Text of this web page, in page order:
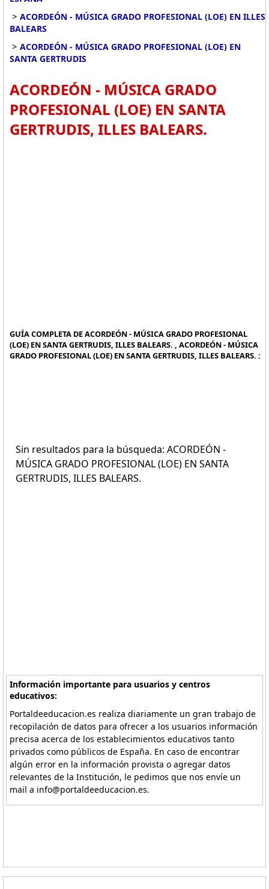
> ACORDEÓN - MÚSICA GRADO PROFESIONAL (LOE) EN ILLES
BALEARS
> ACORDEÓN - MÚSICA GRADO PROFESIONAL (LOE) EN
SANTA GERTRUDIS
ACORDEÓN - MÚSICA GRADO
PROFESIONAL (LOE) EN SANTA
GERTRUDIS, ILLES BALEARS.
GUÍA COMPLETA DE ACORDEÓN - MÚSICA GRADO PROFESIONAL
(LOE) EN SANTA GERTRUDIS, ILLES BALEARS. , ACORDEÓN - MÚSICA
GRADO PROFESIONAL (LOE) EN SANTA GERTRUDIS, ILLES BALEARS. :
Sin resultados para la búsqueda: ACORDEÓN -
MÚSICA GRADO PROFESIONAL (LOE) EN SANTA
GERTRUDIS, ILLES BALEARS.
Información importante para usuarios y centros
educativos:
Portaldeeducacion.es realiza diariamente un gran trabajo de
recopilación de datos para ofrecer a los usuarios información
precisa acerca de los establecimientos educativos tanto
privados como públicos de España. En caso de encontrar
algún error en la información provista o agregar datos
relevantes de la Institución, le pedimos que nos envíe un
mail a info@portaldeeducacion.es.